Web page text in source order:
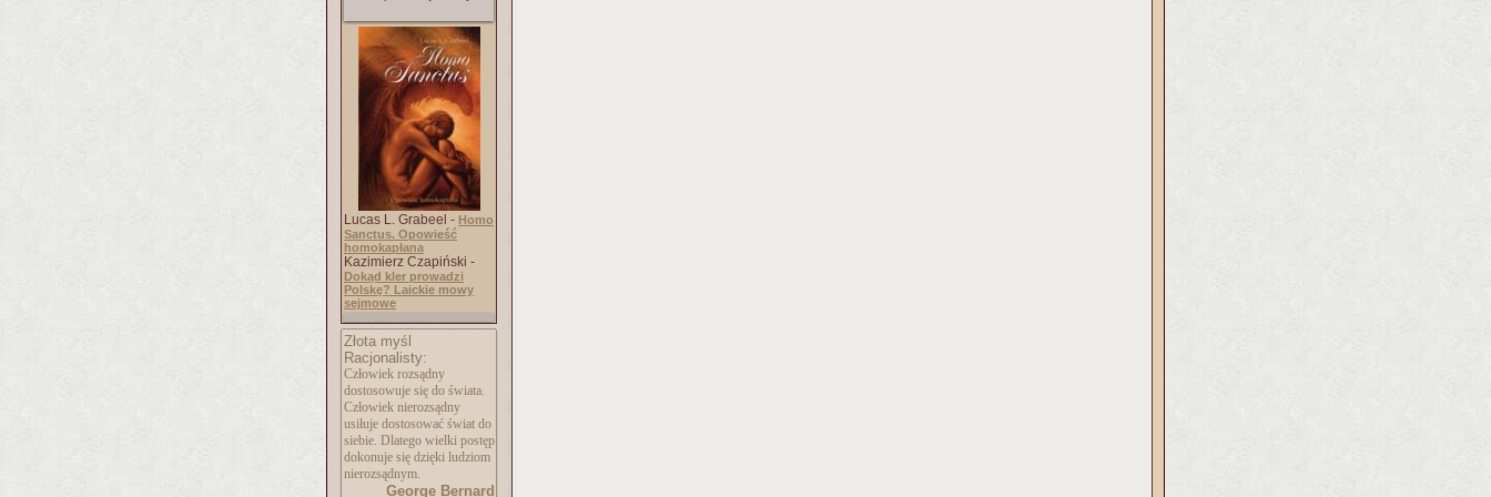
Lucas L. Grabeel - Homo
Sanctus. Opowieść
homokapłana
Kazimierz Czapiński -
Dokąd kler prowadzi
Polskę? Laickie mowy
sejmowe
Złota myśl
Racjonalisty:
Człowiek rozsądny
dostosowuje się do świata.
Człowiek nierozsądny
usiłuje dostosować świat do
siebie. Dlatego wielki postęp
dokonuje się dzięki ludziom
nierozsądnym.
George Bernard